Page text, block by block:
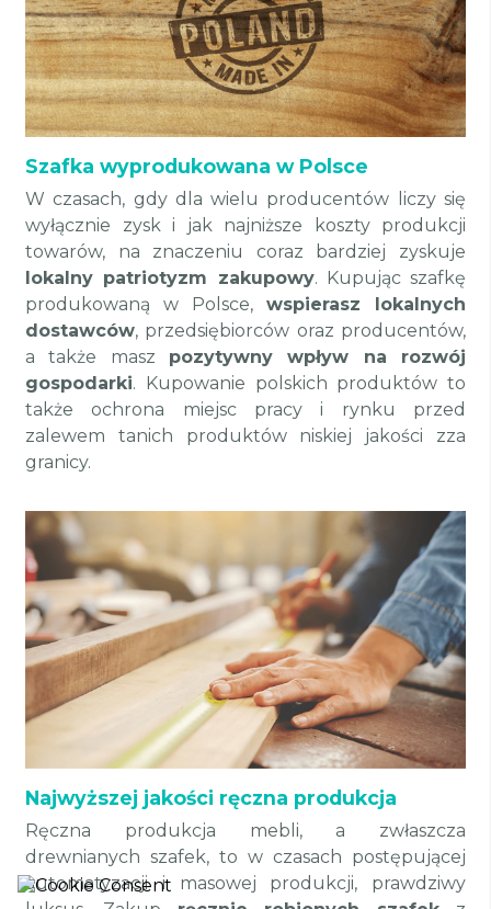
Szafka wyprodukowana w Polsce
W czasach, gdy dla wielu producentów liczy się
wyłącznie zysk i jak najniższe koszty produkcji
towarów, na znaczeniu coraz bardziej zyskuje
lokalny patriotyzm zakupowy. Kupując szafkę
produkowaną w Polsce,wspierasz lokalnych
dostawców, przedsiębiorców oraz producentów,
a także masz pozytywny wpływ na rozwój
gospodarki. Kupowanie polskich produktów to
także ochrona miejsc pracy i rynku przed
zalewem tanich produktów niskiej jakości zza
granicy.
Najwyższej jakości ręczna produkcja
Ręczna produkcja mebli, a zwłaszcza
drewnianych szafek, to w czasach postępującej
automatyzacji i masowej produkcji, prawdziwy